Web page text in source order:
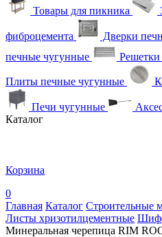
Товары для пикника
фиброцемента Дверки
печные чугунные
Плиты печные чугунные
Печи чугунные
Каталог
Корзина
0
Главная Каталог Строительные
Листы хризотилцементные
Минеральная черепица RIM